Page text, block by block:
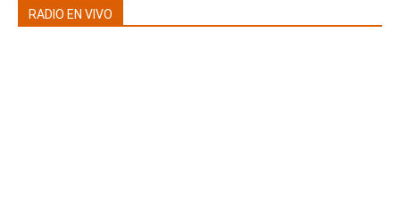
RADIO EN VIVO